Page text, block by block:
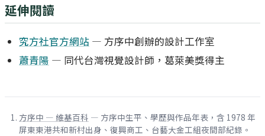
延伸閱讀
究方社官方網站 — 方序中創辦的設計工作室
蕭青陽 — 同代台灣視覺設計師，葛萊美獎得主
方序中 — 維基百科 — 方序中生平、學歷與作品年表，含 1978 年
屏東東港共和新村出身、復興商工、台藝大金工組夜間部紀錄。